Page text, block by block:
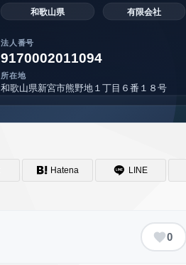
Hatena LINE
0